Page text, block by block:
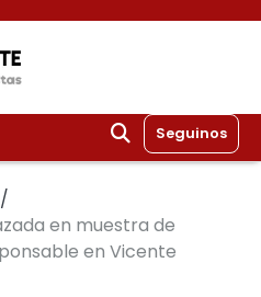
Seguinos
en muestra de
en Vicente